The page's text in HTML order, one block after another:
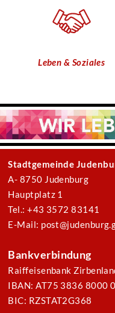
Leben & Soziales
Stadtgemeinde
A- 8750 Judenburg
Hauptplatz 1
Tel.: +43 3572 83141
E-Mail:
Bankverbindung
Raiffeisenbank
IBAN: AT75 3836 8000
BIC: RZSTAT2G368